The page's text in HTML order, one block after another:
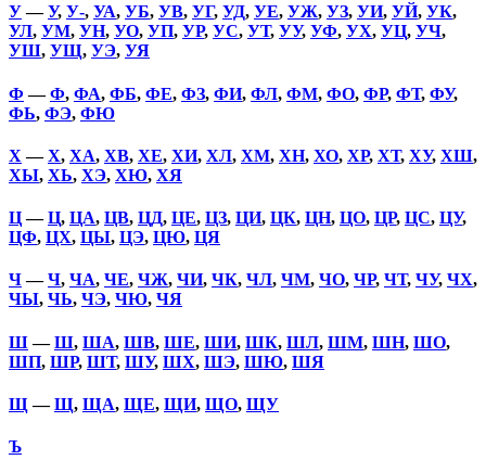
У—У, У-, УА, УБ, УВ, УГ, УД, УЕ, УЖ, УЗ, УИ, УЙ, УК,
УЛ, УМ, УН, УО, УП, УР, УС, УТ, УУ, УФ, УХ, УЦ, УЧ,
УШ, УЩ, УЭ, УЯ
Ф —Ф, ФА, ФБ, ФЕ, ФЗ, ФИ, ФЛ, ФМ, ФО, ФР, ФТ, ФУ,
ФЬ, ФЭ, ФЮ
Х —Х, ХА, ХВ, ХЕ, ХИ, ХЛ, ХМ, ХН, ХО, ХР, ХТ, ХУ, ХШ,
ХЫ, ХЬ, ХЭ, ХЮ, ХЯ
Ц—Ц, ЦА, ЦВ, ЦД, ЦЕ, ЦЗ, ЦИ, ЦК, ЦН, ЦО, ЦР, ЦС, ЦУ,
ЦФ, ЦХ, ЦЫ, ЦЭ, ЦЮ, ЦЯ
Ч—Ч, ЧА, ЧЕ, ЧЖ, ЧИ, ЧК, ЧЛ, ЧМ, ЧО, ЧР, ЧТ, ЧУ, ЧХ,
ЧЫ, ЧЬ, ЧЭ, ЧЮ, ЧЯ
Ш—Ш, ША, ШВ, ШЕ, ШИ, ШК, ШЛ, ШМ, ШН, ШО,
ШП, ШР, ШТ, ШУ, ШХ, ШЭ, ШЮ, ШЯ
Щ —Щ, ЩА, ЩЕ, ЩИ, ЩО, ЩУ
Ъ